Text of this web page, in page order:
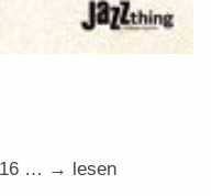
… → lesen